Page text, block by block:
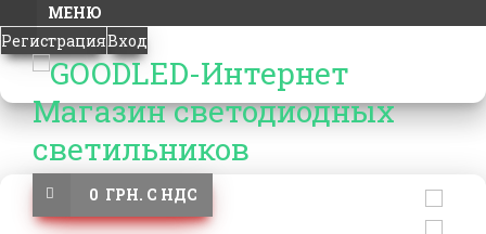
МЕНЮ
РегистрацияВход
0 ГРН. С НДС